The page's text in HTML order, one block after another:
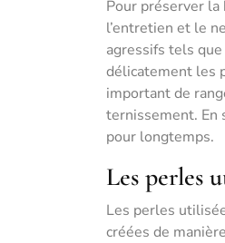
Pour préserver
l’entretien et le
agressifs tels
délicatement les
important de
ternissement. En
pour longtemps.
Les perles
Les perles
créées de